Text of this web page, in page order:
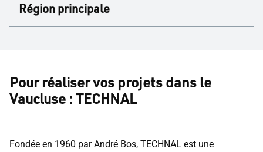
Région principale
Pour réaliser vos projets dans le
Vaucluse : TECHNAL
Fondée en 1960 par André Bos, TECHNAL est une